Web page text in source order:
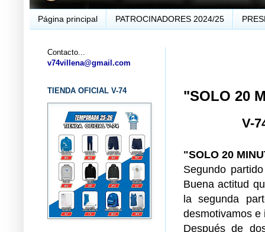
Página principal PATROCINADORES 2024/25
"SOLO 20
V-
"SOLO 20
Segundo
Buena actitud
la segunda
desmotivamos e
Después de
Contacto...
v74villena@gmail.com
TIENDA OFICIAL V-74